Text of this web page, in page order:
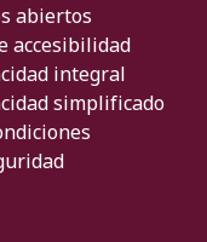
abiertos
accesibilidad
integral
simplificado